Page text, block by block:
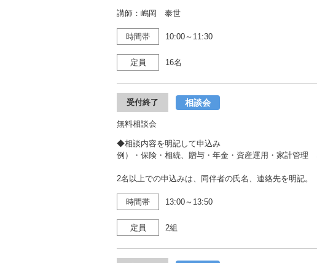
講師：嶋岡 泰世
時間帯 10:00～11:30
定員 16名
受付終了 相談会
無料相談会
◆相談内容を明記して申込み
例）・保険・相続、贈与・年金・資産運用・家計管理
2名以上での申込みは、同伴者の氏名、連絡先を明記。
時間帯 13:00～13:50
定員 2組